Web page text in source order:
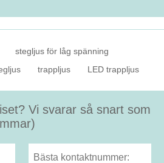
stegljus för låg spänning
trappljus LED trappljus
Vi svarar så snart som